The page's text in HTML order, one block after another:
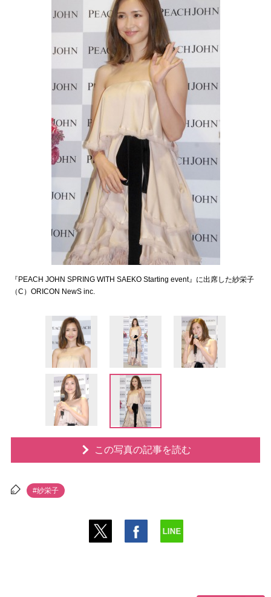
『PEACH JOHN SPRING WITH SAEKO Starting event』に出席した紗栄子
（C）ORICON NewS inc.
この写真の記事を読む
#紗栄子